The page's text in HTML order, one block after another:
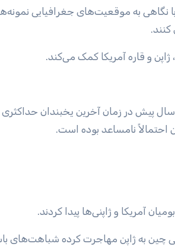
نگاهی به موقعیت‌های جغرافیایی
و قاره آمریکا کمک می‌کند.
نتایج این مطالعه دو رویداد مهاجرتی را نشان داد. اولین مورد بین ۱۹۵۰۰ تا ۲۶۰۰۰ سال پیش در زمان آخرین یخبندان
نامساعد بوده است.
آمریکا و ژاپنی‌ها پیدا کردند.
چین به ژاپن مهاجرت کرده شباهت‌های